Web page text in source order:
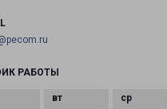
РАБОТЫ